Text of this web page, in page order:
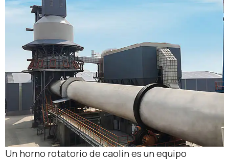
Un horno rotatorio de caolín es un equipo